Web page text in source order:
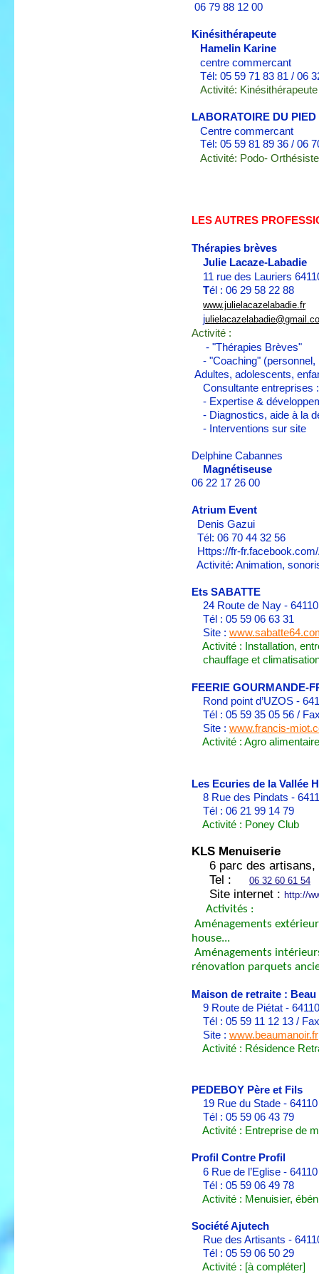
06 79 88 12 00
Kinésithérapeute
Hamelin Karine
centre commercant
Tél: 05 59 71 83 81 / 06
Activité: Kinésithérapeute
LABORATOIRE DU PIED
Centre commercant
Tél: 05 59 81 89 36 / 06
Activité: Podo- Orthésiste
LES AUTRES
Thérapies brèves
Julie Lacaze-Labadie
11 rue des Lauriers
Tél : 06 29 58 22 88
www.julielacazelabadie.fr
j
Activité :
- "Thérapies Brèves"
- "Coaching" (personnel,
Adultes, adolescents,
Consultante entreprises
- Expertise &
- Diagnostics, aide à la
- Interventions sur site
Delphine Cabannes
Magnétiseuse
06 22 17 26 00
Atrium Event
Denis Gazui
Tél: 06 70 44 32 56
Https://fr-
Activité: Animation,
Ets SABATTE
24 Route de Nay -
Tél : 05 59 06 63 31
Site :
Activité : Installation,
chauffage et
FEERIE GOURMANDE-
Rond point d’UZOS -
Tél : 05 59 35 05 56 /
Site : www.francis-
Activité : Agro
Les Ecuries de la Vallée
8 Rue des Pindats -
Tél : 06 21 99 14 79
Activité : Poney Club
KLS Menuiserie
6 parc des artisans,
Tel :
06 32 60 61 54
Site internet : http://
Activités :
Aménagements
house...
Aménagements
rénovation parquets
Maison de retraite :
9 Route de Piétat -
Tél : 05 59 11 12 13 /
Site : www.beaumanoir.fr
Activité : Résidence
PEDEBOY Père et Fils
19 Rue du Stade -
Tél : 05 59 06 43 79
Activité : Entreprise de
Profil Contre Profil
6 Rue de l’Eglise -
Tél : 05 59 06 49 78
Activité : Menuisier,
Société Ajutech
Rue des Artisants -
Tél : 05 59 06 50 29
Activité : [à compléter]